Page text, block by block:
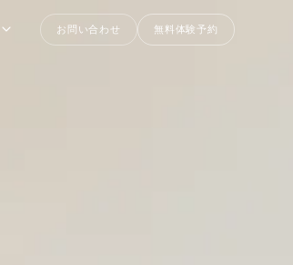
お問い合わせ 無料体験予約